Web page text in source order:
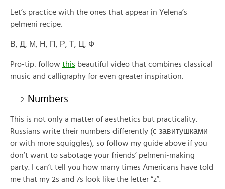
Let’s practice with the ones that appear in Yelena’s
pelmeni recipe:
В, Д, М, Н, П, Р, Т, Ц, Ф
Pro-tip: follow this beautiful video that combines classical
music and calligraphy for even greater inspiration.
Numbers
This is not only a matter of aesthetics but practicality.
Russians write their numbers differently (с завитушками
or with more squiggles), so follow my guide above if you
don’t want to sabotage your friends’ pelmeni-making
party. I can’t tell you how many times Americans have told
me that my 2s and 7s look like the letter “z”.